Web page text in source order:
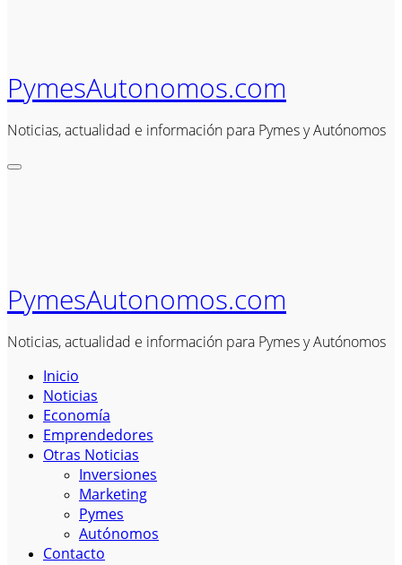
PymesAutonomos.com
Noticias, actualidad e información para Pymes y Autónomos
PymesAutonomos.com
Noticias, actualidad e información para Pymes y Autónomos
Inicio
Noticias
Economía
Emprendedores
Otras Noticias
Inversiones
Marketing
Pymes
Autónomos
Contacto